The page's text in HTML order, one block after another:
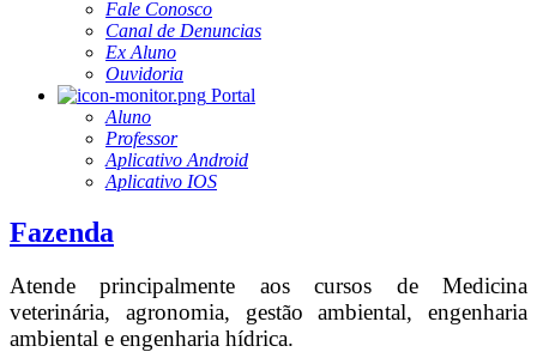
Fale Conosco
Canal de Denuncias
Ex Aluno
Ouvidoria
Portal
Aluno
Professor
Aplicativo Android
Aplicativo IOS
Fazenda
Atende principalmente aos cursos de Medicina
veterinária, agronomia, gestão ambiental, engenharia
ambiental e engenharia hídrica.